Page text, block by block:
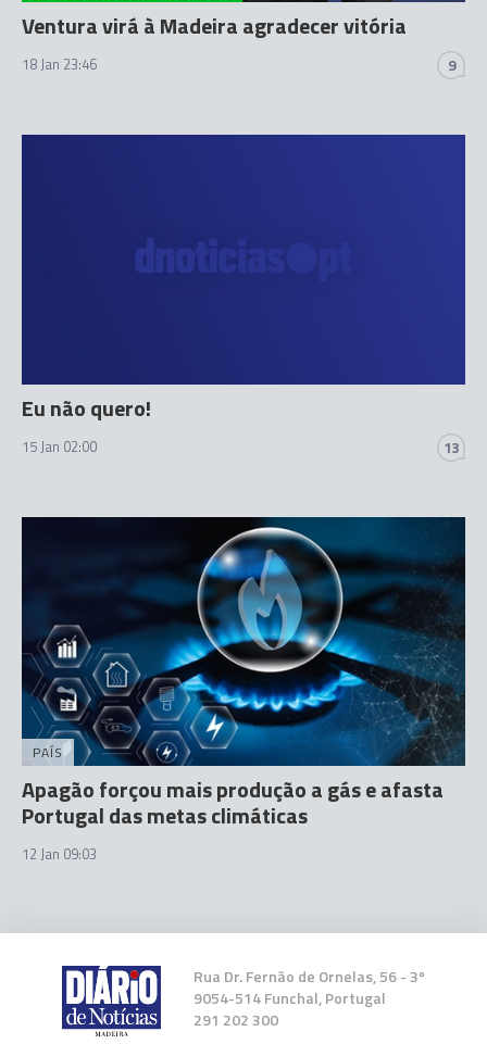
Ventura virá à Madeira agradecer vitória
18 Jan 23:46 9
Eu não quero!
15 Jan 02:00 13
PAÍS
Apagão forçou mais produção a gás e afasta
Portugal das metas climáticas
12 Jan 09:03
Rua Dr. Fernão de Ornelas, 56 - 3º
9054-514 Funchal, Portugal
291 202 300